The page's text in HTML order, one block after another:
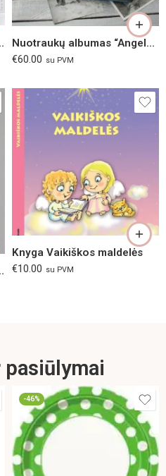
melsvas Nuotraukų albumas “Angelas žvaigždėse”, žydras
€60.00 su PVM
Knyga Vaikiškos maldelės
€10.00 su PVM
-46%